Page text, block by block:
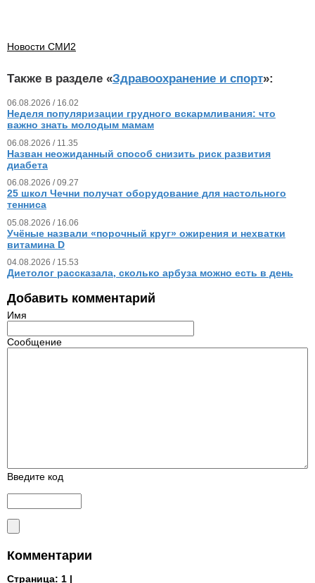
Новости СМИ2
Также в разделе «Здравоохранение и спорт»:
06.08.2026 / 16.02
Неделя популяризации грудного вскармливания: что
важно знать молодым мамам
06.08.2026 / 11.35
Назван неожиданный способ снизить риск развития
диабета
06.08.2026 / 09.27
25 школ Чечни получат оборудование для настольного
тенниса
05.08.2026 / 16.06
Учёные назвали «порочный круг» ожирения и нехватки
витамина D
04.08.2026 / 15.53
Диетолог рассказала, сколько арбуза можно есть в день
Добавить комментарий
Имя
Сообщение
Введите код
Комментарии
Страница: 1 |